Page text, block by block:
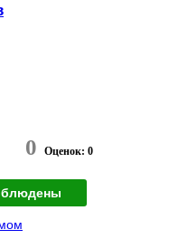
0 Оценок: 0